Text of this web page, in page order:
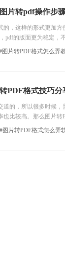
片转pdf操作步
，这样的形式更加方
pdf的版面更为稳定
图片转PDF格式怎么弄
PDF格式技巧分
的，所以很多时候，
也比较高。那么图片
#图片转PDF格式怎么弄